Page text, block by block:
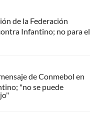
de la Federación
Infantino; no para el
de Conmebol en
"no se puede